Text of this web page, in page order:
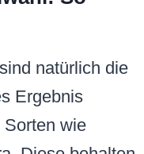
natürlich die
Ergebnis
Sorten wie